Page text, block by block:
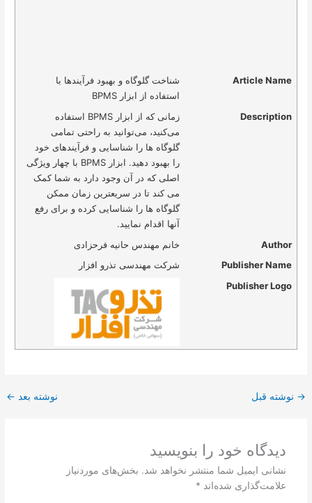
Article Name
شناخت گلوگاه و بهبود فرآیندها با
استفاده از ابزار BPMS
Description
زمانی که از ابزار BPMS استفاده
می‌کنید، می‌توانید به راحتی تمامی
گلوگاه ها را شناسایی و فرآیندهای خود
را بهبود دهید. ابزار BPMS با چهار ویژگی
اصلی که در آن وجود دارد به شما کمک
می کند تا در سریعترین زمان ممکن
گلوگاه ها را شناسایی کرده و برای رفع
آنها اقدام نمایید.
Author
خانم مهندس حانیه فرحزادی
Publisher Name
شرکت مهندسی تذرو افزار
Publisher Logo
→ نوشته قبل نوشته بعد ←
دیدگاه‌ خود را بنویسید
نشانی ایمیل شما منتشر نخواهد شد. بخش‌های موردنیاز
علامت‌گذاری شده‌اند *